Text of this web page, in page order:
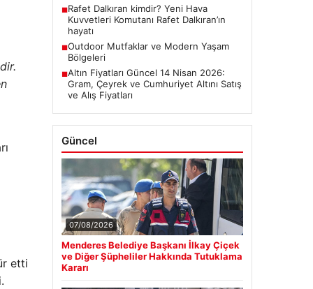
etti
■Rafet Dalkıran kimdir? Yeni Hava
Kuvvetleri Komutanı Rafet Dalkıran’ın
hayatı
■Outdoor Mutfaklar ve Modern Yaşam
Bölgeleri
■Altın Fiyatları Güncel 14 Nisan 2026:
Gram, Çeyrek ve Cumhuriyet Altını Satış
ve Alış Fiyatları
Güncel
07/08/2026
Menderes Belediye Başkanı İlkay Çiçek
ve Diğer Şüpheliler Hakkında Tutuklama
Kararı